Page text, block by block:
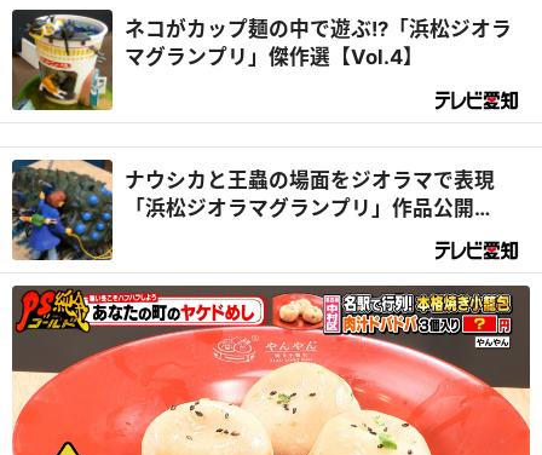
ネコがカップ麺の中で遊ぶ!?「浜松ジオラ
マグランプリ」傑作選【Vol.4】
ナウシカと王蟲の場面をジオラマで表現
「浜松ジオラマグランプリ」作品公開